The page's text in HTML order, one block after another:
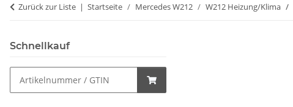
Zurück zur Liste Startseite Mercedes W212 W212 Heizung/Klima
Schnellkauf